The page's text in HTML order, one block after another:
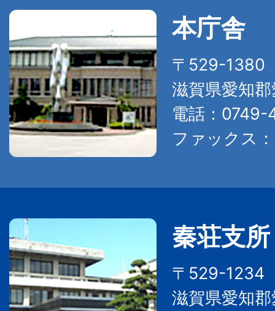
本庁舎
〒529-
滋賀県愛知
電話：0749-
ファックス
秦荘支所
〒529-
滋賀県愛知